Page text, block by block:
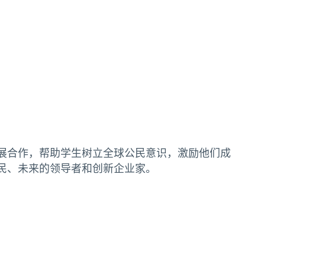
合作，帮助学生树立全球公民意识，激励他们成
、未来的领导者和创新企业家。